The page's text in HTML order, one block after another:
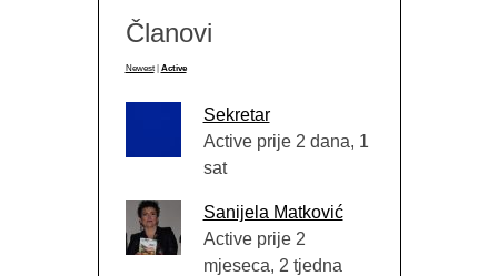
Članovi
Newest | Active
Sekretar
Active prije 2 dana, 1
sat
Sanijela Matković
Active prije 2
mjeseca, 2 tjedna